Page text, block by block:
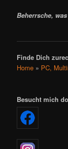
Beherrsche,
Finde Dich
Home » PC,
Besucht mich